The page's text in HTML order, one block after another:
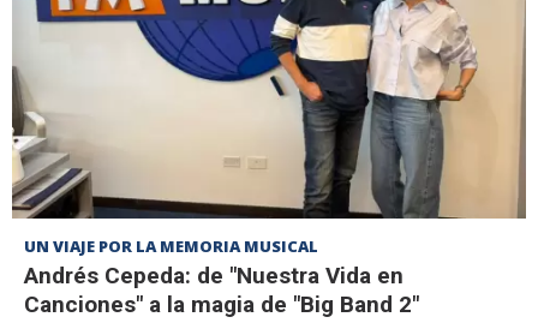
UN VIAJE POR LA MEMORIA MUSICAL
Andrés Cepeda: de "Nuestra Vida en
Canciones" a la magia de "Big Band 2"